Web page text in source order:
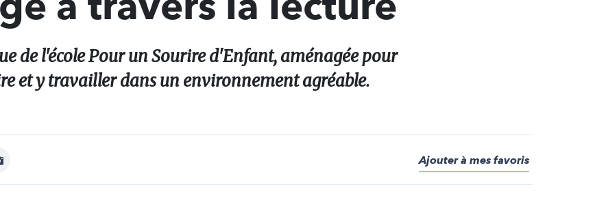
de l'école Pour un Sourire d'Enfant, aménagée pour
et y travailler dans un environnement agréable.
Ajouter à mes favoris